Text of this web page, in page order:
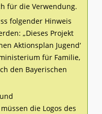
für die Verwendung.
folgender Hinweis
„Dieses Projekt
Aktionsplan Jugend‘
für Familie,
den Bayerischen
die Logos des